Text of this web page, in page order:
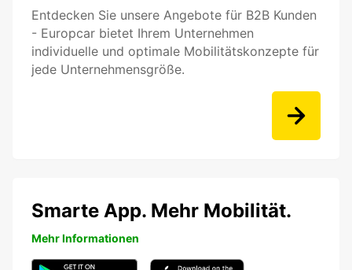
Entdecken Sie unsere Angebote für B2B Kunden
- Europcar bietet Ihrem Unternehmen
individuelle und optimale Mobilitätskonzepte für
jede Unternehmensgröße.
Smarte App. Mehr Mobilität.
Mehr Informationen